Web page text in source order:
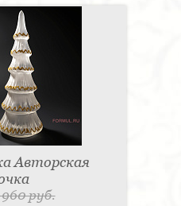
Авторская
руб.